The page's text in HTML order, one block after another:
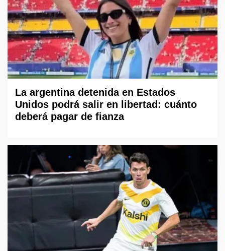
La argentina detenida en Estados
Unidos podrá salir en libertad: cuánto
deberá pagar de fianza